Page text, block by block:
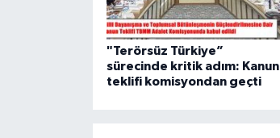
"Terörsüz Türkiye”
sürecinde kritik adım: Kanun
teklifi komisyondan geçti